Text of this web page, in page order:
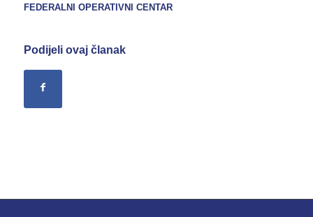
FEDERALNI OPERATIVNI CENTAR
Podijeli ovaj članak